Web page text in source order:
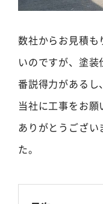
数社からお見積
いのですが、塗
番説得力がある
当社に工事をお願
ありがとうござ
た。